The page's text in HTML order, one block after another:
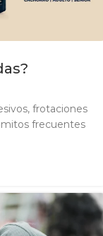
frotaciones
frecuentes